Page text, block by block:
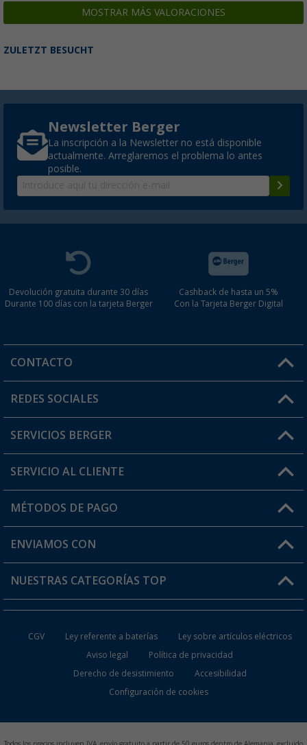
MOSTRAR MÁS VALORACIONES
ZULETZT BESUCHT
Newsletter Berger
La inscripción a la Newsletter no está disponible
actualmente. Arreglaremos el problema lo antes
posible.
Devolución gratuita durante 30 días
Durante 100 días con la tarjeta Berger
Cashback de hasta un 5%
Con la Tarjeta Berger Digital
CONTACTO
Horario de atención al cliente:
¿Tienes alguna duda?
REDES SOCIALES
SERVICIOS BERGER
Conviértete en distribuidor
Mi cuenta
Tarjeta Berger Digital
SERVICIO AL CLIENTE
FAQ y Contacto
Información de envío
¿Dónde está mi pedido?
MÉTODOS DE PAGO
ENVIAMOS CON
NUESTRAS CATEGORÍAS TOP
Muebles de Camping
CGV Ley referente a baterías
Ley sobre artículos eléctricos
Aviso legal
Política de privacidad
Derecho de desistimiento
Accesibilidad
Configuración de cookies